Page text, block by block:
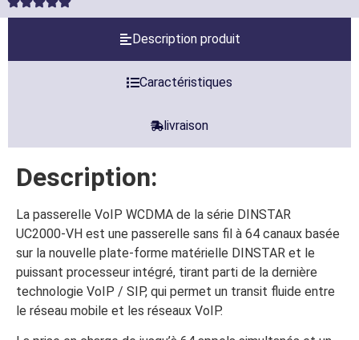
Description produit
Caractéristiques
livraison
Description:
La passerelle VoIP WCDMA de la série DINSTAR
UC2000-VH est une passerelle sans fil à 64 canaux basée
sur la nouvelle plate-forme matérielle DINSTAR et le
puissant processeur intégré, tirant parti de la dernière
technologie VoIP / SIP, qui permet un transit fluide entre
le réseau mobile et les réseaux VoIP.